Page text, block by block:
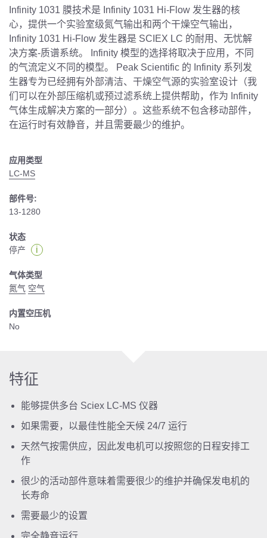
应用类型
LC-MS
部件号:
13-1280
状态
停产
i
气体类型
氮气 空气
内置空压机
No
Infinity 1031 膜技术是 Infinity 1031 Hi-Flow 发生器的核
心，提供一个实验室级氮气输出和两个干燥空气输出，
Infinity 1031 Hi-Flow 发生器是 SCIEX LC 的耐用、无忧解
决方案-质谱系统。 Infinity 模型的选择将取决于应用，不同
的气流定义不同的模型。 Peak Scientific 的 Infinity 系列发
生器专为已经拥有外部清洁、干燥空气源的实验室设计（我
们可以在外部压缩机或预过滤系统上提供帮助，作为 Infinity
气体生成解决方案的一部分）。这些系统不包含移动部件，
在运行时有效静音，并且需要最少的维护。
特征
能够提供多台 Sciex LC-MS 仪器
如果需要，以最佳性能全天候 24/7 运行
天然气按需供应，因此发电机可以按照您的日程安排工
作
很少的活动部件意味着需要很少的维护并确保发电机的
长寿命
需要最少的设置